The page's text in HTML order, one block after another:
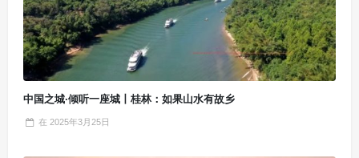
中国之城·倾听一座城丨桂林：如果山水有故乡
在 2025年3月25日